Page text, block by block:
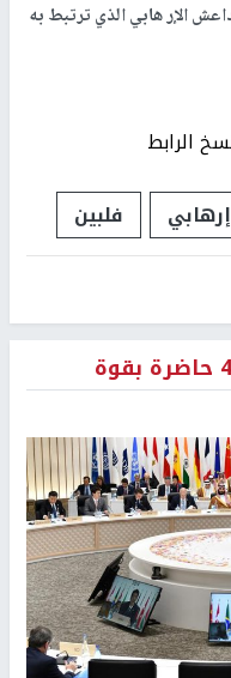
الإر هابي الذي ترتبط به
الرابط
فلبين